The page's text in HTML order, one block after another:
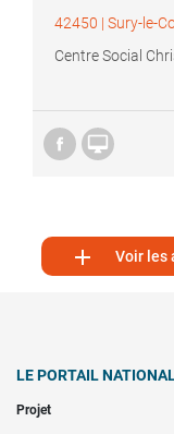
42450 | Sury-le-
Centre Social

 Voir les
LE PORTAIL
Projet